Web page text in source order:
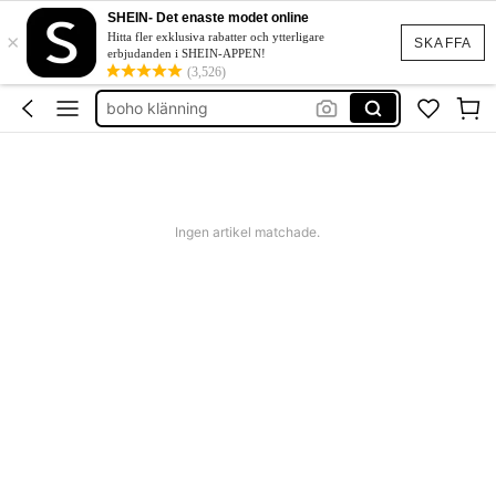
SKAFFA
×
SHEIN- Det enaste modet online
Hitta fler exklusiva rabatter och ytterligare
erbjudanden i SHEIN-APPEN!
(3,526)
western outfit women
squishies
festklänning bröllop
boho klänning
Ingen artikel matchade.